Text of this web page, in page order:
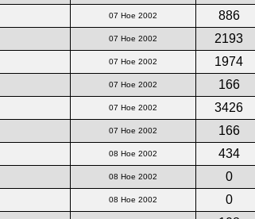
07 Ное 2002
886
07 Ное 2002
2193
07 Ное 2002
1974
07 Ное 2002
166
07 Ное 2002
3426
07 Ное 2002
166
08 Ное 2002
434
08 Ное 2002
0
08 Ное 2002
0